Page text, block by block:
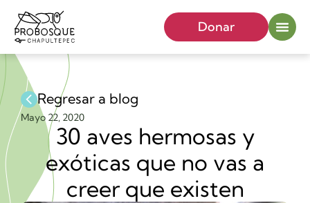
Donar
Regresar a blog
Mayo 22, 2020
30 aves hermosas y
exóticas que no vas a
creer que existen